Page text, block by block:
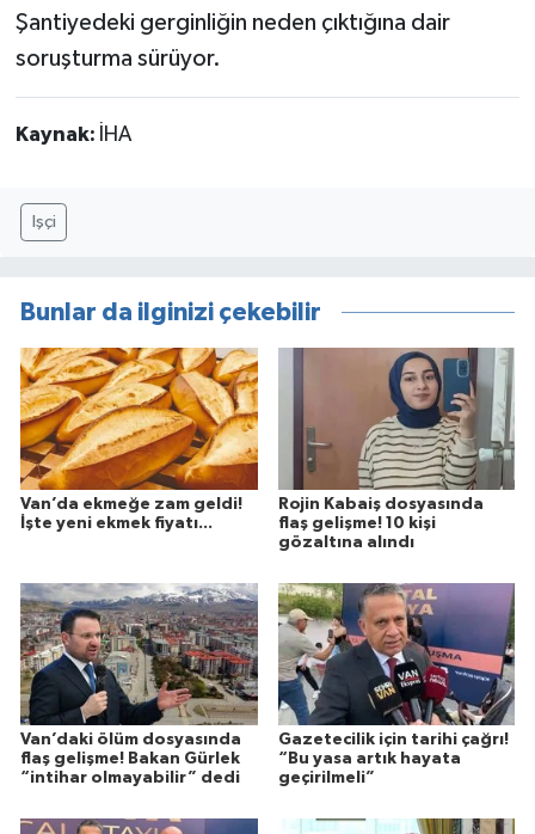
Şantiyedeki gerginliğin neden çıktığına dair
soruşturma sürüyor.
Kaynak: İHA
Işçi
Bunlar da ilginizi çekebilir
Van’da ekmeğe zam geldi!
İşte yeni ekmek fiyatı...
Rojin Kabaiş dosyasında
flaş gelişme! 10 kişi
gözaltına alındı
Van’daki ölüm dosyasında
flaş gelişme! Bakan Gürlek
“intihar olmayabilir” dedi
Gazetecilik için tarihi çağrı!
“Bu yasa artık hayata
geçirilmeli”